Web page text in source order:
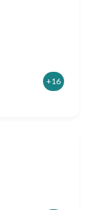
+16